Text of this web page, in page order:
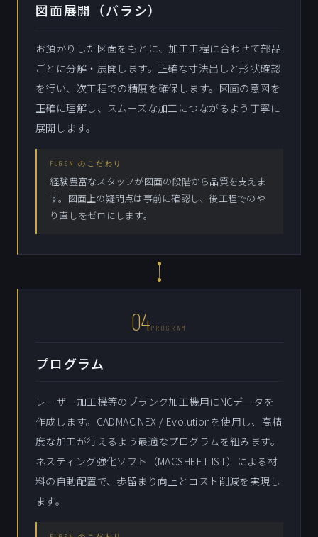
図面展開（バラシ）
お預かりした図面をもとに、加工工程に合わせて部品
ごとに分解・展開します。正確な寸法出しと形状確認
を行い、次工程での精度を確保します。図面の意図を
正確に理解し、スムーズな加工につながるよう丁寧に
展開します。
FUGEN のこだわり
経験豊富なスタッフが図面の段階から品質を支えま
す。図面上の疑問点は事前に確認し、後工程でのや
り直しをゼロにします。
04PROGRAM
プログラム
レーザー加工機等のブランク加工機用にNCデータを
作成します。CADMAC NEX / Evolutionを使用し、高精
度な加工が行えるよう最適なプログラムを組みます。
ネスティング強化ソフト（MACSHEET IST）による材
料の自動配置で、歩留まり向上とコスト削減を実現し
ます。